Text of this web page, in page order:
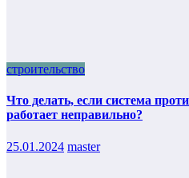
строительство
Что делать, если система
работает неправильно?
25.01.2024 master